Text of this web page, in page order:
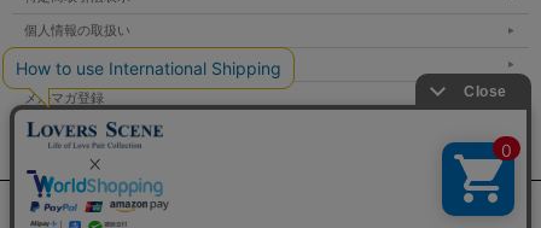
個人情報の取扱い
サイトマップ
メルマガ登録
お問い合わせ